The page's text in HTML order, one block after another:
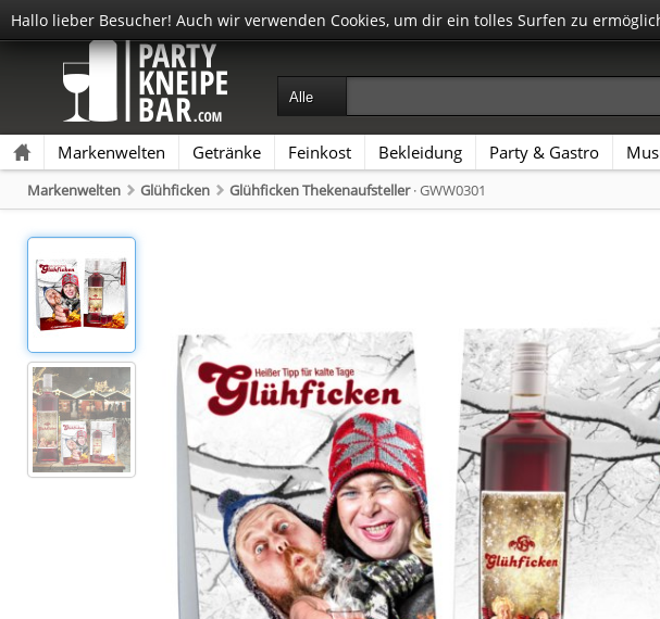
Markenwelten Getränke Feinkost Bekleidung Party & Gastro
Markenwelten Glühficken Glühficken Thekenaufsteller· GWW0301
Hallo lieber Besucher! Auch wir verwenden Cookies, um dir ein tolles Surfen zu